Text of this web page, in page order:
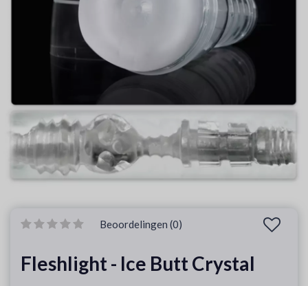
Beoordelingen (0)
Fleshlight - Ice Butt Crystal